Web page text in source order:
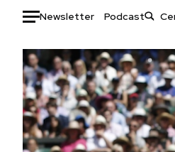
Newsletter Podcast
HOME
Italia
Mondo